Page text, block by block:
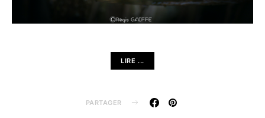
LIRE ...
PARTAGER